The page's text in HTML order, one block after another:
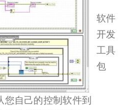
软件
开发
工具
包
您自己的控制软件到